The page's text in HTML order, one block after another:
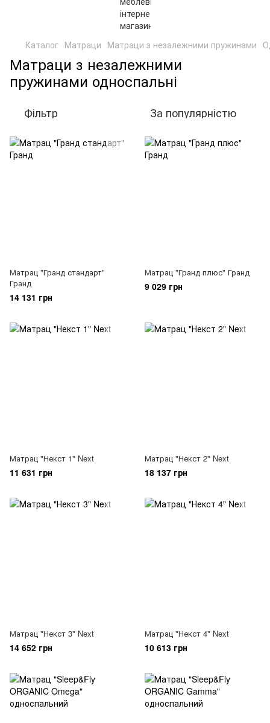
Каталог Матраци Матраци з незалежними пружинами
Матраци з незалежними
пружинами односпальні
Фільтр За популярністю
Матрац "Гранд стандарт"
Гранд
14 131 грн
Матрац "Гранд плюс" Гранд
9 029 грн
Матрац "Некст 1" Next
11 631 грн
Матрац "Некст 2" Next
18 137 грн
Матрац "Некст 3" Next
14 652 грн
Матрац "Некст 4" Next
10 613 грн